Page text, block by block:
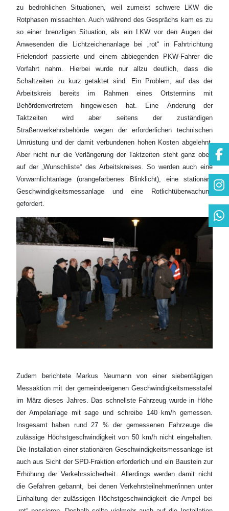
zu bedrohlichen Situationen, weil zumeist schwere LKW die
Rotphasen missachten. Auch während des Gesprächs kam es zu
so einer brenzligen Situation, als ein LKW vor den Augen der
Anwesenden die Lichtzeichenanlage bei „rot“ in Fahrtrichtung
Frielendorf passierte und einem abbiegenden PKW-Fahrer die
Vorfahrt nahm. Hierbei wurde nur allzu deutlich, dass die
Schaltzeiten zu kurz getaktet sind. Ein Problem, auf das der
Arbeitskreis bereits im Rahmen eines Ortstermins mit
Behördenvertretern hingewiesen hat. Eine Änderung der
Taktzeiten wird aber seitens der zuständigen
Straßenverkehrsbehörde wegen der erforderlichen technischen
Umrüstung und der damit verbundenen hohen Kosten abgelehnt.
Aber nicht nur die Verlängerung der Taktzeiten steht ganz oben
auf der „Wunschliste“ des Arbeitskreises. So werden auch eine
Vorwarnlichtanlage (orangefarbenes Blinklicht), eine stationäre
Geschwindigkeitsmessanlage und eine Rotlichtüberwachung
gefordert.
Zudem berichtete Markus Neumann von einer siebentägigen
Messaktion mit der gemeindeeigenen Geschwindigkeitsmesstafel
im März dieses Jahres. Das schnellste Fahrzeug wurde in Höhe
der Ampelanlage mit sage und schreibe 140 km/h gemessen.
Insgesamt haben rund 27 % der gemessenen Fahrzeuge die
zulässige Höchstgeschwindigkeit von 50 km/h nicht eingehalten.
Die Installation einer stationären Geschwindigkeitsmessanlage ist
auch aus Sicht der SPD-Fraktion erforderlich und ein Baustein zur
Erhöhung der Verkehrssicherheit. Allerdings werden damit nicht
die Gefahren gebannt, bei denen Verkehrsteilnehmer/innen unter
Einhaltung der zulässigen Höchstgeschwindigkeit die Ampel bei